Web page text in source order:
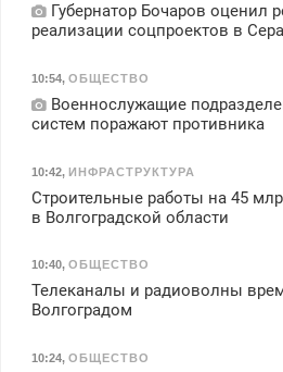
Губернатор Бочаров оценил
реализации соцпроектов в
10:54, ОБЩЕСТВО
Военнослужащие
систем поражают противника
10:42, ИНФРАСТРУКТУРА
Строительные работы на 45
в Волгоградской области
10:40, ОБЩЕСТВО
Телеканалы и радиоволны
Волгоградом
10:24, ОБЩЕСТВО